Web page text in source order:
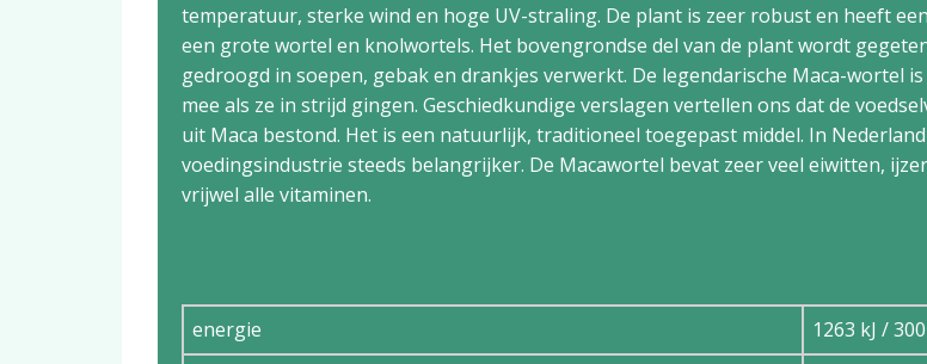
temperatuur, sterke wind en hoge UV-straling. De plant is zeer robust en heeft
een grote wortel en knolwortels. Het bovengrondse del van de plant wordt
gedroogd in soepen, gebak en drankjes verwerkt. De legendarische Maca-wortel
mee als ze in strijd gingen. Geschiedkundige verslagen vertellen ons dat de
uit Maca bestond. Het is een natuurlijk, traditioneel toegepast middel. In
voedingsindustrie steeds belangrijker. De Macawortel bevat zeer veel eiwitten,
vrijwel alle vitaminen.
energie
1263 kJ /